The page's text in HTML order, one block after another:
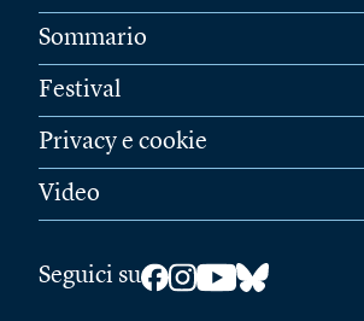
Sommario
Festival
Privacy e cookie
Video
Seguici su